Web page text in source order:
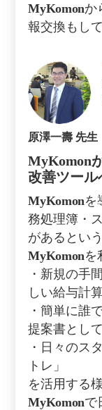
MyKomonか
報交換もし
原澤一壽 先生
MyKomon
改善ツール
MyKomonを
務処理簿・
があるとい
MyKomonを
・新規の手
しい給与計算
・簡単に誰
提案書とし
・日々のス
トレ」
を活用する
MyKomonで